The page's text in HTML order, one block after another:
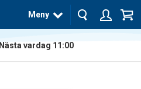
Meny
Nästa vardag 11:00